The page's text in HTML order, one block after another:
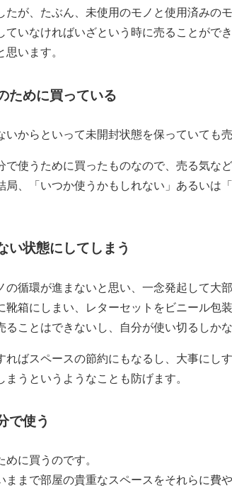
たが、たぶん、未使用のモノと使用済みの
ていなければいざという時に売ることがで
います。
ために買っている
いからといって未開封状態を保っていても
で使うために買ったものなので、売る気な
局、「いつか使うかもしれない」あるいは
い状態にしてしまう
の循環が進まないと思い、一念発起して大
靴箱にしまい、レターセットをビニール包
ことはできないし、自分が使い切るしかな
ればスペースの節約にもなるし、大事にし
うというようなことも防げます。
で使う
に買うのです。
ままで部屋の貴重なスペースをそれらに費